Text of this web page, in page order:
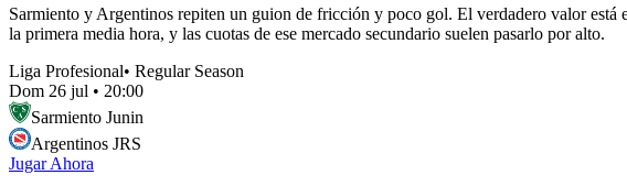
Sarmiento y Argentinos repiten un guion de fricción y poco gol. El verdadero valor está
la primera media hora, y las cuotas de ese mercado secundario suelen pasarlo por alto.
Liga Profesional• Regular Season
Dom 26 jul • 20:00
Sarmiento Junin
Argentinos JRS
Jugar Ahora